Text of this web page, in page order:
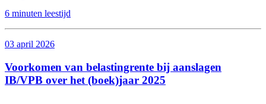
6 minuten leestijd
03 april 2026
Voorkomen van belastingrente bij aanslagen
IB/VPB over het (boek)jaar 2025